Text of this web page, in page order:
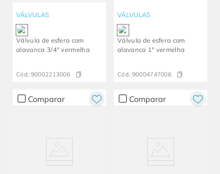
VÁLVULAS
Válvula de esfera com
alavanca 3/4" vermelha
Cód.:90002213006
VÁLVULAS
Válvula de esfera com
alavanca 1" vermelha
Cód.:90004747006
Comparar Comparar